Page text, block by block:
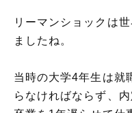
リーマンショックは
ましたね。
当時の大学4年生は就
らなければならず、